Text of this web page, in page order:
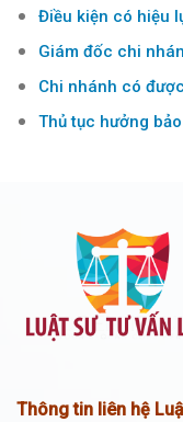
Điều kiện có hiệu
Giám đốc chi
Chi nhánh có
Thủ tục hưởng
Thông tin liên hệ